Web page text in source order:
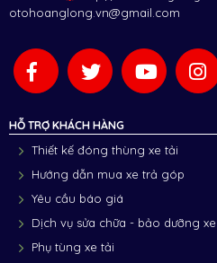
otohoanglong.vn@gmail.com
HỖ TRỢ KHÁCH HÀNG
Thiết kế đóng thùng xe tải
Hướng dẫn mua xe trả góp
Yêu cầu báo giá
Dịch vụ sửa chữa - bảo dưỡng xe
Phụ tùng xe tải